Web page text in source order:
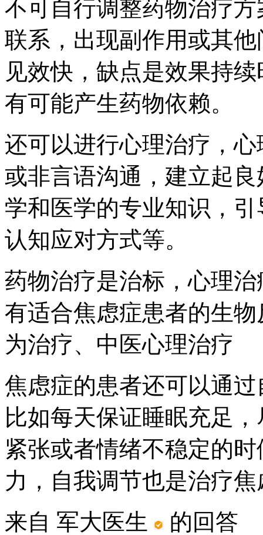
不可自行调整药物治疗
联系，出现副作用或其
见效快，缺点是效果持
有可能产生药物依赖。
还可以进行心理治疗，
或非言语沟通，建立起
学和医学的专业知识，
认知应对方式等。
药物治疗是治标，心理
有适合焦虑症患者的生
为治疗、中医心理治疗
焦虑症的患者还可以通
比如每天保证睡眠充足
紧张或者情绪不稳定的
力，自我调节也是治疗
来自 军大医生
的回答